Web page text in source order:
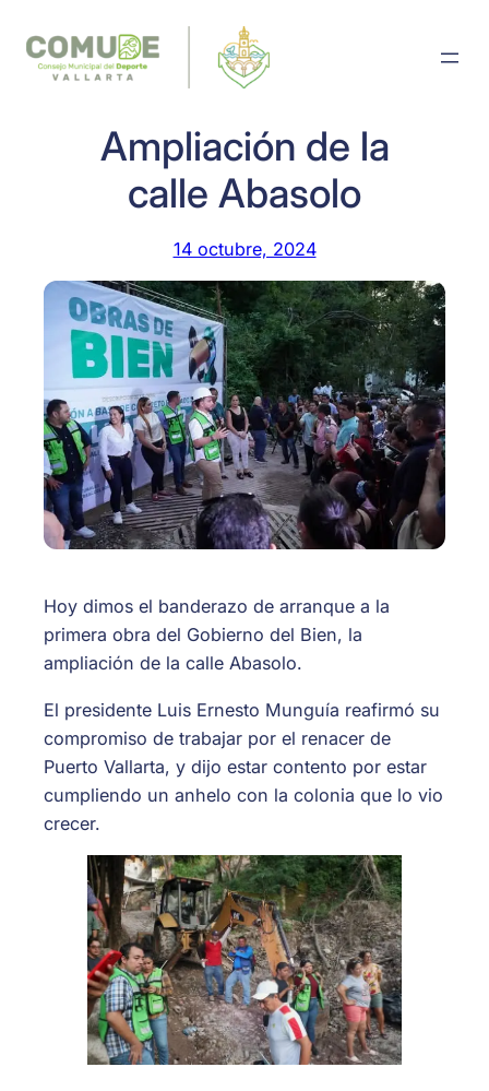
contenido
Ampliación de la
calle Abasolo
14 octubre, 2024
Hoy dimos el banderazo de arranque a la
primera obra del Gobierno del Bien, la
ampliación de la calle Abasolo.
El presidente Luis Ernesto Munguía reafirmó su
compromiso de trabajar por el renacer de
Puerto Vallarta, y dijo estar contento por estar
cumpliendo un anhelo con la colonia que lo vio
crecer.